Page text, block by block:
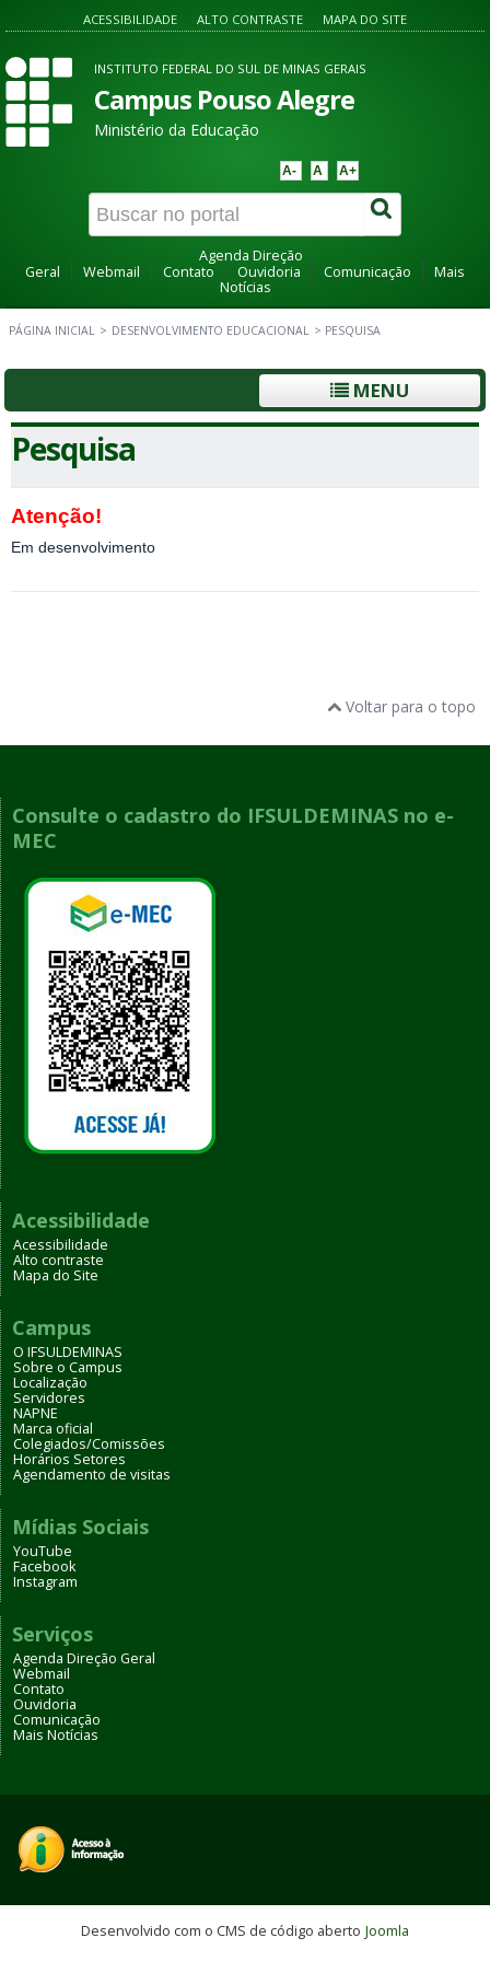
ACESSIBILIDADE ALTO CONTRASTE MAPA DO SITE
INSTITUTO FEDERAL DO SUL DE MINAS GERAIS
Campus Pouso Alegre
Ministério da Educação
A- A A+
Agenda Direção
Geral
Webmail Contato Ouvidoria Comunicação
Mais
Notícias
PÁGINA INICIAL > DESENVOLVIMENTO EDUCACIONAL > PESQUISA
MENU
Pesquisa
Atenção!
Em desenvolvimento
Voltar para o topo
Consulte o cadastro do IFSULDEMINAS no e-
MEC
Acessibilidade
Acessibilidade
Alto contraste
Mapa do Site
Campus
O IFSULDEMINAS
Sobre o Campus
Localização
Servidores
NAPNE
Marca oficial
Colegiados/Comissões
Horários Setores
Agendamento de visitas
Mídias Sociais
YouTube
Facebook
Instagram
Serviços
Agenda Direção Geral
Webmail
Contato
Ouvidoria
Comunicação
Mais Notícias
Desenvolvido com o CMS de código aberto Joomla